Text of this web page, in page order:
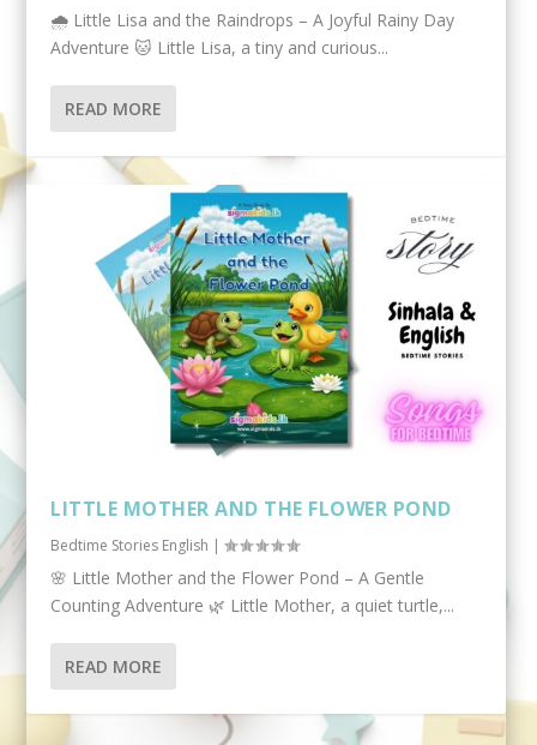
🌧️ Little Lisa and the Raindrops – A Joyful Rainy Day
Adventure 🐱 Little Lisa, a tiny and curious...
READ MORE
LITTLE MOTHER AND THE FLOWER POND
Bedtime Stories English |
🌸 Little Mother and the Flower Pond – A Gentle
Counting Adventure 🌿 Little Mother, a quiet turtle,...
READ MORE